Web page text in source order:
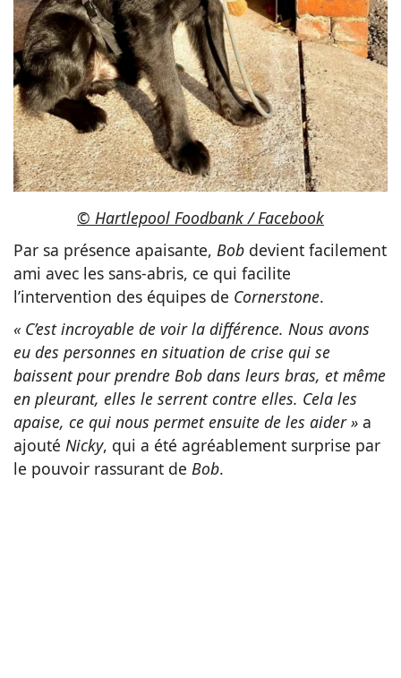
© Hartlepool Foodbank / Facebook
Par sa présence apaisante, Bob devient facilement
ami avec les sans-abris, ce qui facilite
l’intervention des équipes de Cornerstone.
« C’est incroyable de voir la différence. Nous avons
eu des personnes en situation de crise qui se
baissent pour prendre Bob dans leurs bras, et même
en pleurant, elles le serrent contre elles. Cela les
apaise, ce qui nous permet ensuite de les aider » a
ajouté Nicky, qui a été agréablement surprise par
le pouvoir rassurant de Bob.